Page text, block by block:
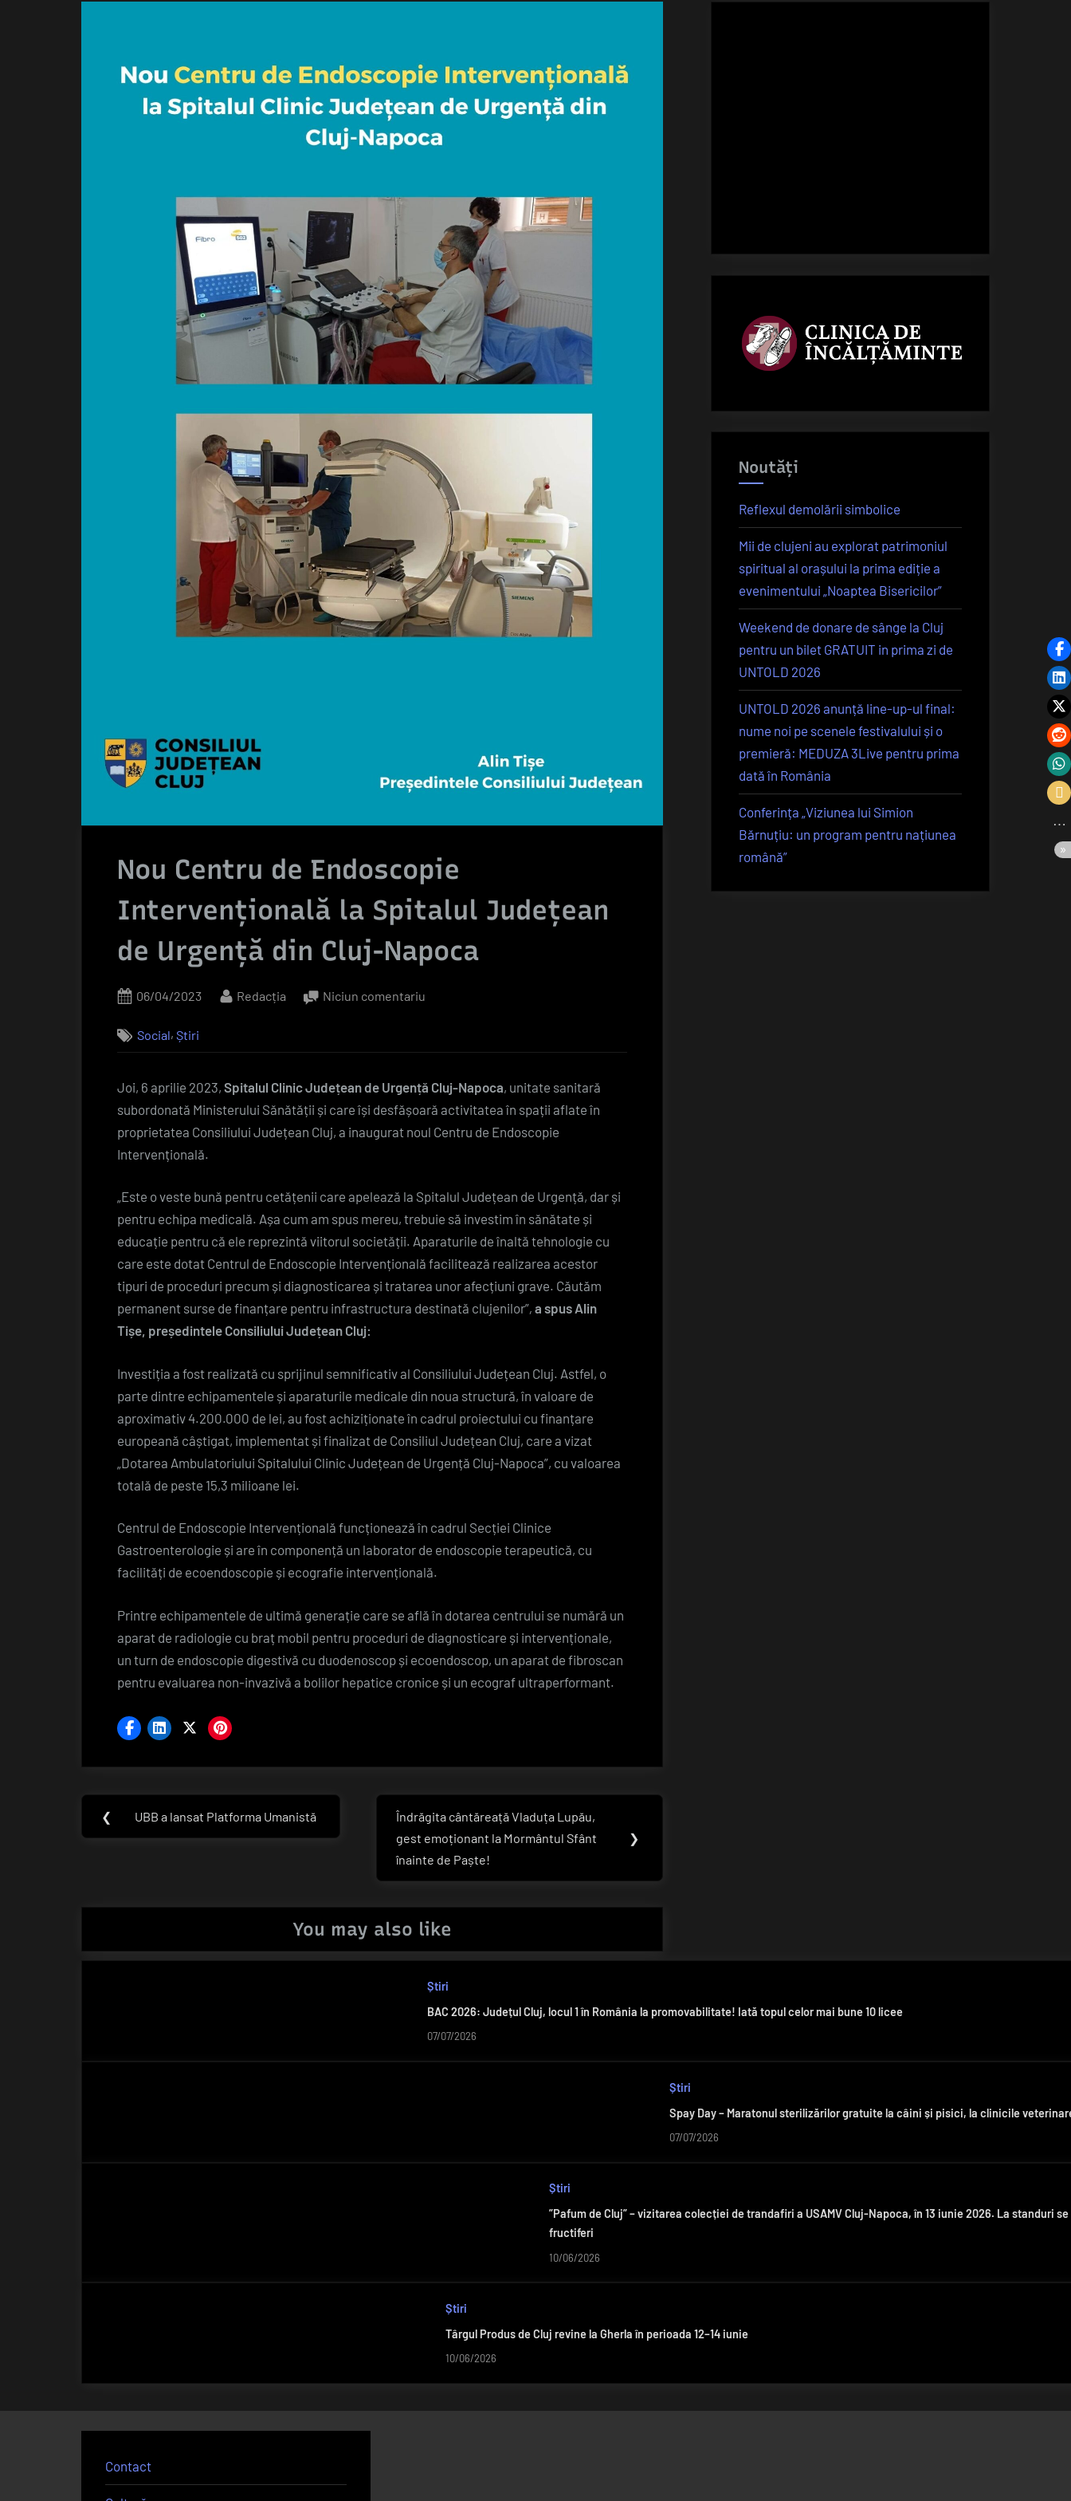
Nou Centru de Endoscopie
Intervențională la Spitalul Județean
de Urgență din Cluj-Napoca
Posted
06/04/2023 By
Redacția Niciun comentariu
Endoscopie
Intervențională
la
de
Social, Știri
Joi, 6 aprilie 2023, Spitalul Clinic Județean de Urgență Cluj-Napoca, unitate sanitară
subordonată Ministerului Sănătății și care își desfășoară activitatea în spații aflate în
proprietatea Consiliului Județean Cluj, a inaugurat noul Centru de Endoscopie
Intervențională.
„Este o veste bună pentru cetățenii care apelează la Spitalul Județean de Urgență, dar și
pentru echipa medicală. Așa cum am spus mereu, trebuie să investim în sănătate și
educație pentru că ele reprezintă viitorul societății. Aparaturile de înaltă tehnologie cu
care este dotat Centrul de Endoscopie Intervențională facilitează realizarea acestor
tipuri de proceduri precum și diagnosticarea și tratarea unor afecțiuni grave. Căutăm
permanent surse de finanțare pentru infrastructura destinată clujenilor”, a spus Alin
Tișe, președintele Consiliului Județean Cluj:
Investiția a fost realizată cu sprijinul semnificativ al Consiliului Județean Cluj. Astfel, o
parte dintre echipamentele și aparaturile medicale din noua structură, în valoare de
aproximativ 4.200.000 de lei, au fost achiziționate în cadrul proiectului cu finanțare
europeană câștigat, implementat și finalizat de Consiliul Județean Cluj, care a vizat
„Dotarea Ambulatoriului Spitalului Clinic Județean de Urgență Cluj-Napoca”, cu valoarea
totală de peste 15,3 milioane lei.
Centrul de Endoscopie Intervențională funcționează în cadrul Secției Clinice
Gastroenterologie și are în componență un laborator de endoscopie terapeutică, cu
facilități de ecoendoscopie și ecografie intervențională.
Printre echipamentele de ultimă generație care se află în dotarea centrului se numără un
aparat de radiologie cu braț mobil pentru proceduri de diagnosticare și intervenționale,
un turn de endoscopie digestivă cu duodenoscop și ecoendoscop, un aparat de fibroscan
pentru evaluarea non-invazivă a bolilor hepatice cronice și un ecograf ultraperformant.
Navigare
în
❮
Previous
UBB a lansat Platforma Umanistă
Next
Post:
Îndrăgita cântăreață Vladuța Lupău,
gest emoționant la Mormântul Sfânt
înainte de Paște!
❯
You may also like
Știri
BAC 2026: Județul Cluj, locul 1 în România la promovabilitate! Iată topul celor mai bune 10 licee
07/07/2026
Știri
Spay Day – Maratonul sterilizărilor gratuite la câini și pisici, la clinicile
07/07/2026
Știri
”Pafum de Cluj” – vizitarea colecției de trandafiri a USAMV Cluj-Napoca, în 13 iunie 2026. La
fructiferi
10/06/2026
Știri
Târgul Produs de Cluj revine la Gherla în perioada 12–14 iunie
10/06/2026
Noutăți
Reflexul demolării simbolice
Mii de clujeni au explorat patrimoniul
spiritual al orașului la prima ediție a
evenimentului „Noaptea Bisericilor”
Weekend de donare de sânge la Cluj
pentru un bilet GRATUIT in prima zi de
UNTOLD 2026
UNTOLD 2026 anunță line-up-ul final:
nume noi pe scenele festivalului și o
premieră: MEDUZA 3Live pentru prima
dată în România
Conferința „Viziunea lui Simion
Bărnuțiu: un program pentru națiunea
română”
Contact